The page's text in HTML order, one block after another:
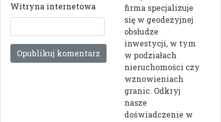
Witryna internetowa
firma specjalizuje
się w geodezyjnej
obsłudze
inwestycji, w tym
w podziałach
nieruchomości czy
wznowieniach
granic. Odkryj
nasze
doświadczenie w